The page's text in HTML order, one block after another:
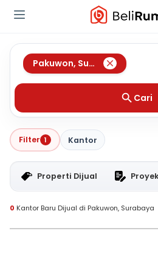
Pakuwon, Surabaya
Cari
Filter 1 Kantor
Properti Dijual
0 Kantor Baru Dijual di Pakuwon, Surabaya